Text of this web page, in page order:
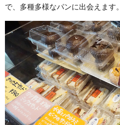
で、多種多様なパンに出会えます。